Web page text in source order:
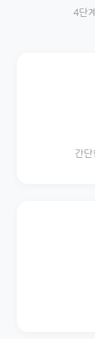
4단
간